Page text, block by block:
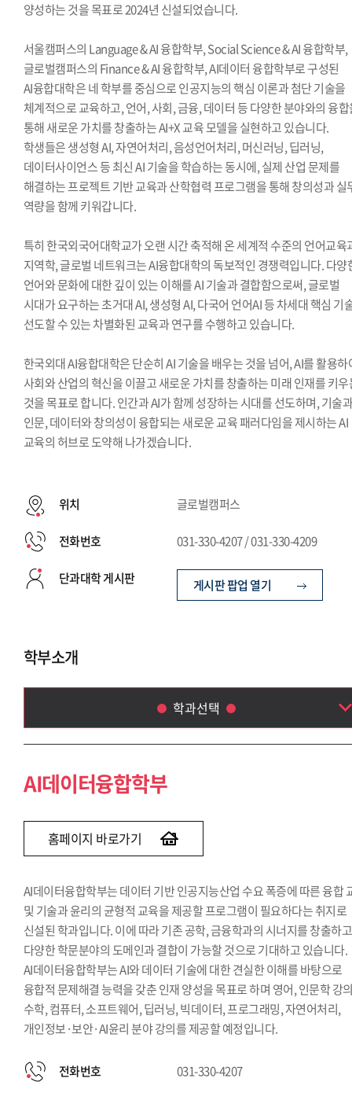
양성하는 것을 목표로 2024년 신설되었습니다.
서울캠퍼스의 Language & AI 융합학부, Social Science & AI 융합학부,
글로벌캠퍼스의 Finance & AI 융합학부, AI데이터 융합학부로 구성된
AI융합대학은 네 학부를 중심으로 인공지능의 핵심 이론과 첨단 기술을
체계적으로 교육하고, 언어, 사회, 금융, 데이터 등 다양한 분야와의 융
통해 새로운 가치를 창출하는 AI+X 교육 모델을 실현하고 있습니다.
학생들은 생성형 AI, 자연어처리, 음성언어처리, 머신러닝, 딥러닝,
데이터사이언스 등 최신 AI 기술을 학습하는 동시에, 실제 산업 문제를
해결하는 프로젝트 기반 교육과 산학협력 프로그램을 통해 창의성과 실
역량을 함께 키워갑니다.
특히 한국외국어대학교가 오랜 시간 축적해 온 세계적 수준의 언어교육
지역학, 글로벌 네트워크는 AI융합대학의 독보적인 경쟁력입니다. 다양
언어와 문화에 대한 깊이 있는 이해를 AI 기술과 결합함으로써, 글로벌
시대가 요구하는 초거대 AI, 생성형 AI, 다국어 언어AI 등 차세대 핵심 기
선도할 수 있는 차별화된 교육과 연구를 수행하고 있습니다.
한국외대 AI융합대학은 단순히 AI 기술을 배우는 것을 넘어, AI를 활용하
사회와 산업의 혁신을 이끌고 새로운 가치를 창출하는 미래 인재를 키
것을 목표로 합니다. 인간과 AI가 함께 성장하는 시대를 선도하며, 기술
인문, 데이터와 창의성이 융합되는 새로운 교육 패러다임을 제시하는 AI
교육의 허브로 도약해 나가겠습니다.
위치 글로벌캠퍼스
전화번호 031-330-4207 / 031-330-4209
단과대학 게시판 게시판 팝업 열기
학부소개
학과선택
AI데이터융합학부
AI데이터융합학부
홈페이지 바로가기
AI데이터융합학부는 데이터 기반 인공지능산업 수요 폭증에 따른 융합
및 기술과 윤리의 균형적 교육을 제공할 프로그램이 필요하다는 취지로
신설된 학과입니다. 이에 따라 기존 공학, 금융학과의 시너지를 창출하고
다양한 학문분야의 도메인과 결합이 가능할 것으로 기대하고 있습니다.
AI데이터융합학부는 AI와 데이터 기술에 대한 견실한 이해를 바탕으로
융합적 문제해결 능력을 갖춘 인재 양성을 목표로 하며 영어, 인문학 강
수학, 컴퓨터, 소프트웨어, 딥러닝, 빅데이터, 프로그래밍, 자연어처리,
개인정보·보안·AI윤리 분야 강의를 제공할 예정입니다.
전화번호 031-330-4207